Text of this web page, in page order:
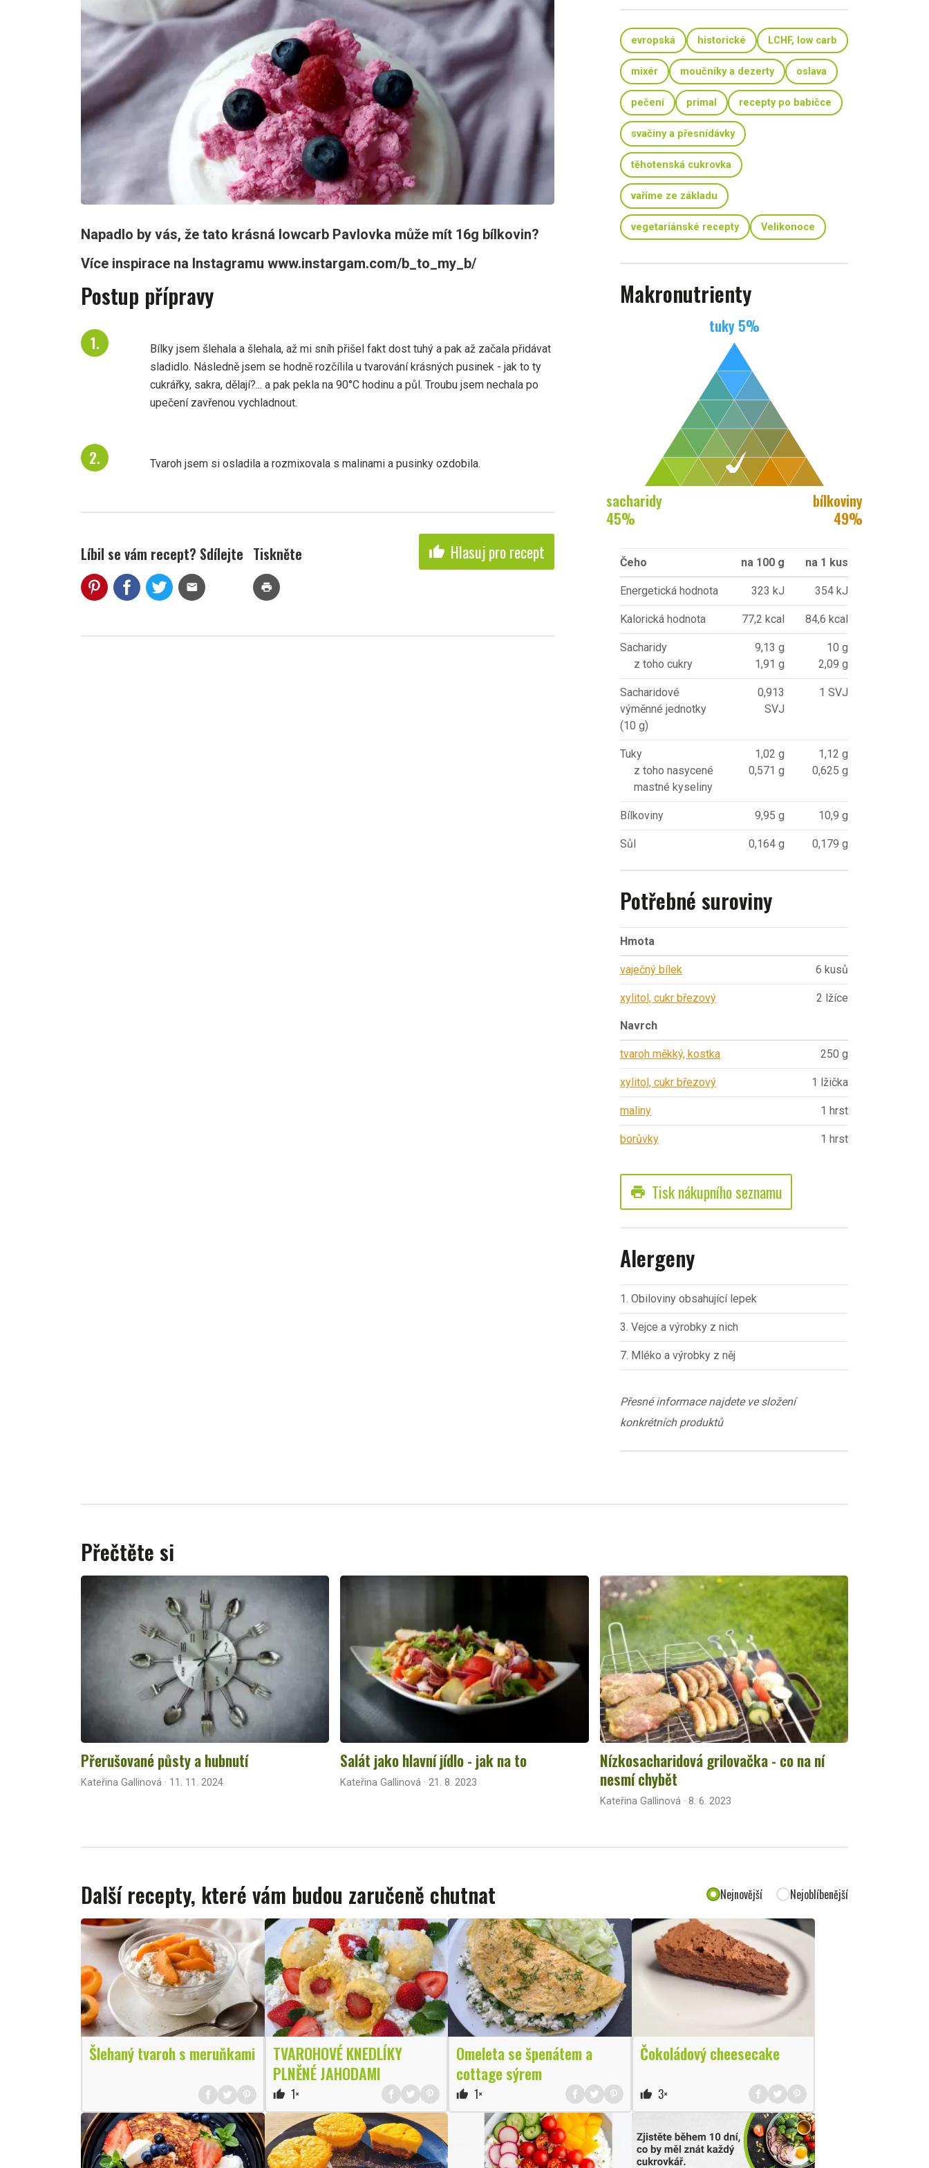
Napadlo by vás, že tato krásná lowcarb Pavlovka může mít 16g bílkovin?
Více inspirace na Instagramu www.instargam.com/b_to_my_b/
Postup přípravy
Bílky jsem šlehala a šlehala, až mi sníh přišel fakt dost tuhý a pak až začala přidávat
sladidlo. Následně jsem se hodně rozčílila u tvarování krásných pusinek - jak to ty
cukrářky, sakra, dělají?... a pak pekla na 90°C hodinu a půl. Troubu jsem nechala po
upečení zavřenou vychladnout.
Tvaroh jsem si osladila a rozmixovala s malinami a pusinky ozdobila.
Líbil se vám recept? Sdílejte
mail
Tiskněte
print
thumb_up Hlasuj pro recept
evropská historické LCHF, low carb
mixér moučníky a dezerty oslava
pečení primal recepty po babičce
svačiny a přesnídávky
těhotenská cukrovka
vaříme ze základu
vegetariánské recepty Velikonoce
Makronutrienty
tuky 5%
sacharidy
45%
bílkoviny
49%
Čeho na 100 g na 1 kus
Energetická hodnota 323 kJ 354 kJ
Kalorická hodnota 77,2 kcal 84,6 kcal
Sacharidy
z toho cukry
9,13 g
1,91 g
10 g
2,09 g
Sacharidové
výměnné jednotky
(10 g)
0,913
SVJ
1 SVJ
Tuky
z toho nasycené
mastné kyseliny
1,02 g
0,571 g
1,12 g
0,625 g
Bílkoviny 9,95 g 10,9 g
Sůl 0,164 g 0,179 g
Potřebné suroviny
Hmota
vaječný bílek 6 kusů
xylitol, cukr březový 2 lžíce
Navrch
tvaroh měkký, kostka 250 g
xylitol, cukr březový 1 lžička
maliny 1 hrst
borůvky 1 hrst
print Tisk nákupního seznamu
Alergeny
1. Obiloviny obsahující lepek
3. Vejce a výrobky z nich
7. Mléko a výrobky z něj
Přesné informace najdete ve složení
konkrétních produktů
Přečtěte si
Přerušované půsty a hubnutí
Kateřina Gallinová · 11. 11. 2024
Salát jako hlavní jídlo - jak na to
Kateřina Gallinová · 21. 8. 2023
Nízkosacharidová grilovačka - co na ní
nesmí chybět
Kateřina Gallinová · 8. 6. 2023
Další recepty, které vám budou zaručeně chutnat Nejnovější Nejoblíbenější
Šlehaný tvaroh s meruňkami
TVAROHOVÉ KNEDLÍKY
PLNĚNÉ JAHODAMI
thumb_up 1×
Omeleta se špenátem a
cottage sýrem
thumb_up 1×
Čokoládový cheesecake
thumb_up 3×